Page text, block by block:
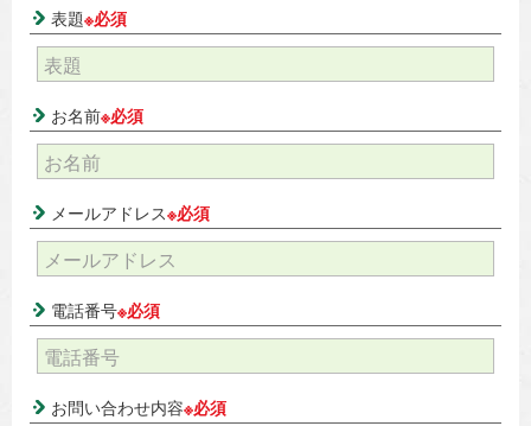
表題※必須
お名前※必須
メールアドレス※必須
電話番号※必須
お問い合わせ内容※必須